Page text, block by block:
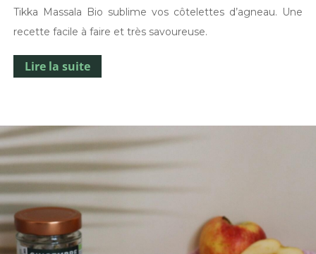
Tikka Massala Bio sublime vos côtelettes d’agneau. Une
recette facile à faire et très savoureuse.
Lire la suite